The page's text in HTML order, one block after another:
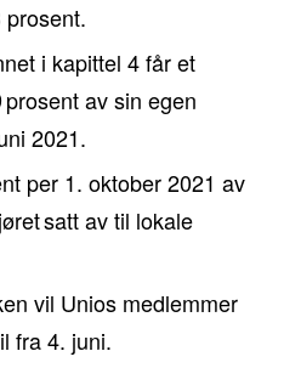
prosent.
i kapittel 4 får et
av sin egen
2021.
per 1. oktober 2021 av
satt av til lokale
vil Unios medlemmer
fra 4. juni.